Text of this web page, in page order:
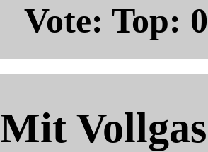
Vote: Top: 0
Mit